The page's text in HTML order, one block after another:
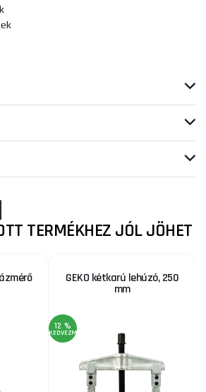
TERMÉKHEZ JÓL JÖHET
GEKO kétkarú lehúzó, 250
mm
12 %
KEDVEZMÉNY